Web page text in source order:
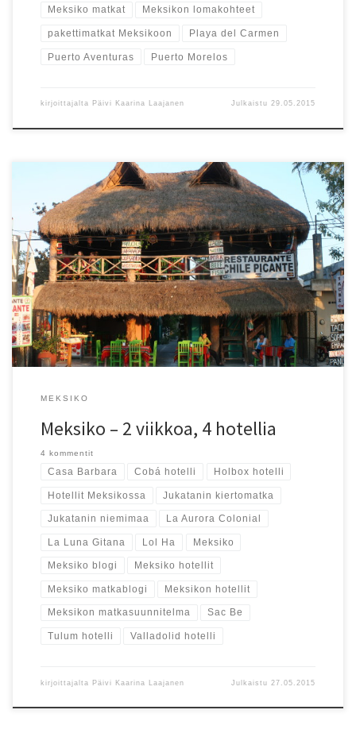
Meksiko matkat Meksikon lomakohteet
pakettimatkat Meksikoon Playa del Carmen
Puerto Aventuras Puerto Morelos
kirjoittajalta Päivi Kaarina Laajanen Julkaistu29.05.2015
No okei paljastetaan, missä yövyimme! Näillä hotellivalinnoilla
teimme Meksikon-matkasta näköisemme.
MEKSIKO
Meksiko – 2 viikkoa, 4 hotellia
4 kommentit
Casa Barbara Cobá hotelli Holbox hotelli
Hotellit Meksikossa Jukatanin kiertomatka
Jukatanin niemimaa La Aurora Colonial
La Luna Gitana Lol Ha Meksiko
Meksiko blogi Meksiko hotellit
Meksiko matkablogi Meksikon hotellit
Meksikon matkasuunnitelma Sac Be
Tulum hotelli Valladolid hotelli
kirjoittajalta Päivi Kaarina Laajanen Julkaistu 27.05.2015